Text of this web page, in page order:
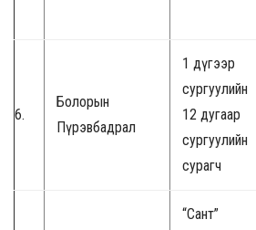
6.
Болорын
Пүрэвбадрал
1 дүгээр
сургуулийн
12 дугаар
сургуулийн
сурагч
“Сант”